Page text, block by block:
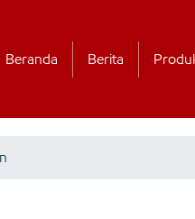
Beranda Berita